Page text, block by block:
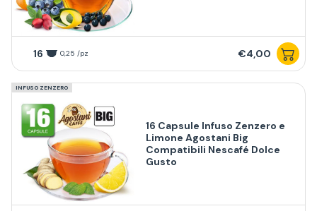
16 0,25 /pz €4,00
INFUSO ZENZERO
16 Capsule Infuso Zenzero e
Limone Agostani Big
Compatibili Nescafé Dolce
Gusto